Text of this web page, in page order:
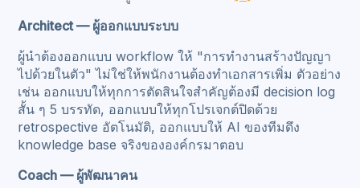
Architect — ผู้ออกแบบระบบ
ผู้นำต้องออกแบบ workflow ให้ "การทำงานสร้างปัญญา
ไปด้วยในตัว" ไม่ใช่ให้พนักงานต้องทำเอกสารเพิ่ม ตัวอย่าง
เช่น ออกแบบให้ทุกการตัดสินใจสำคัญต้องมี decision log
สั้น ๆ 5 บรรทัด, ออกแบบให้ทุกโปรเจกต์ปิดด้วย
retrospective อัตโนมัติ, ออกแบบให้ AI ของทีมดึง
knowledge base จริงขององค์กรมาตอบ
Coach — ผู้พัฒนาคน